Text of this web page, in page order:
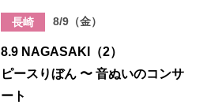
長崎 8/9（金）
8.9 NAGASAKI（2）
ピースりぼん 〜 音ぬいのコンサ
ート